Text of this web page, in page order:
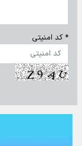
* کد امنیتی